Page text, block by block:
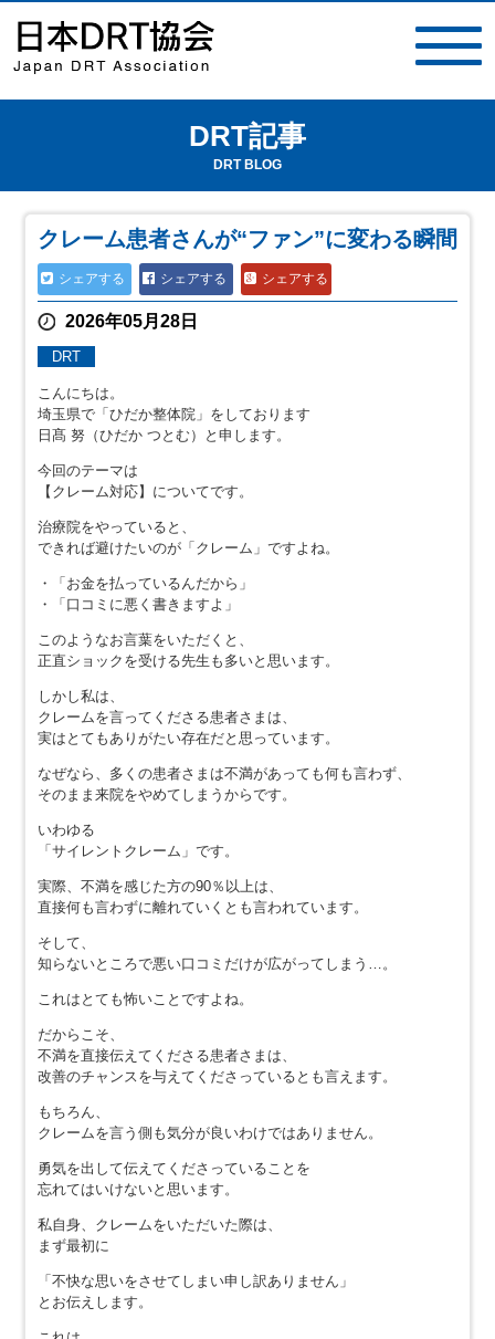
DRT記事
DRT BLOG
クレーム患者さんが“ファン”に変わる瞬間
シェアする シェアする シェアする
2026年05月28日
DRT
こんにちは。
埼玉県で「ひだか整体院」をしております
日髙 努（ひだか つとむ）と申します。
今回のテーマは
【クレーム対応】についてです。
治療院をやっていると、
できれば避けたいのが「クレーム」ですよね。
・「お金を払っているんだから」
・「口コミに悪く書きますよ」
このようなお言葉をいただくと、
正直ショックを受ける先生も多いと思います。
しかし私は、
クレームを言ってくださる患者さまは、
実はとてもありがたい存在だと思っています。
なぜなら、多くの患者さまは不満があっても何も言わず、
そのまま来院をやめてしまうからです。
いわゆる
「サイレントクレーム」です。
実際、不満を感じた方の90％以上は、
直接何も言わずに離れていくとも言われています。
そして、
知らないところで悪い口コミだけが広がってしまう…。
これはとても怖いことですよね。
だからこそ、
不満を直接伝えてくださる患者さまは、
改善のチャンスを与えてくださっているとも言えます。
もちろん、
クレームを言う側も気分が良いわけではありません。
勇気を出して伝えてくださっていることを
忘れてはいけないと思います。
私自身、クレームをいただいた際は、
まず最初に
「不快な思いをさせてしまい申し訳ありません」
とお伝えします。